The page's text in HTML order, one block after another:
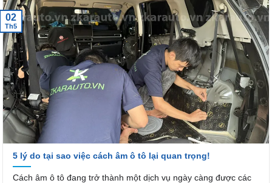
5 lý do tại sao việc cách âm ô tô lại quan trọng!
Cách âm ô tô đang trở thành một dịch vụ ngày càng được các
02
Th5